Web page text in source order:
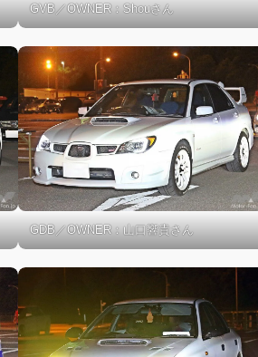
GVB／OWNER：Shouさん
GDB／OWNER：山口響貴さん